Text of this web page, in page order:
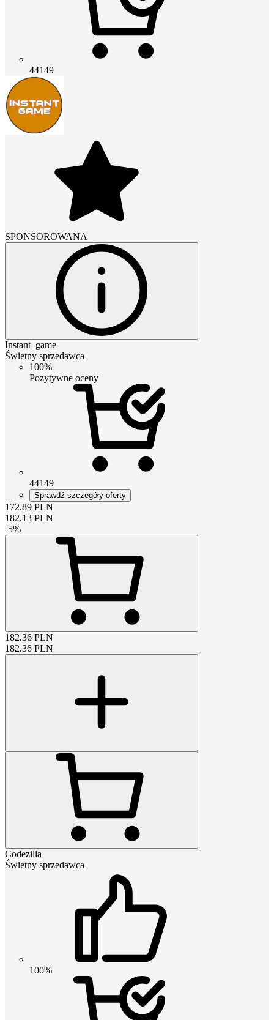
44149
SPONSOROWANA
Instant_game
Świetny sprzedawca
100%
Pozytywne oceny
44149
Sprawdź szczegóły oferty
172.89 PLN
182.13 PLN
-5%
182.36 PLN
182.36 PLN
Codezilla
Świetny sprzedawca
100%